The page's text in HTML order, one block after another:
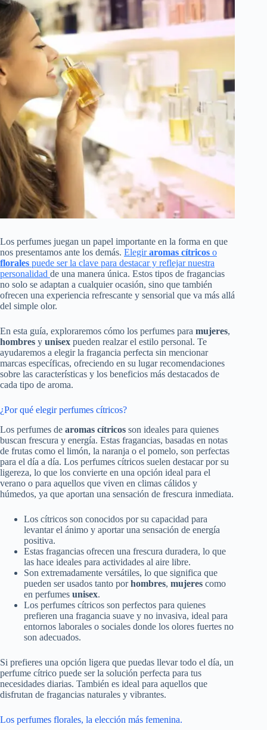
Los perfumes juegan un papel importante en la forma en que
nos presentamos ante los demás. Elegiraromas cítricos o
florales puede ser la clave para destacar y reflejar nuestra
personalidad de una manera única. Estos tipos de fragancias
no solo se adaptan a cualquier ocasión, sino que también
ofrecen una experiencia refrescante y sensorial que va más allá
del simple olor.
En esta guía, exploraremos cómo los perfumes para mujeres,
hombres y unisex pueden realzar el estilo personal. Te
ayudaremos a elegir la fragancia perfecta sin mencionar
marcas específicas, ofreciendo en su lugar recomendaciones
sobre las características y los beneficios más destacados de
cada tipo de aroma.
¿Por qué elegir perfumes cítricos?
Los perfumes de aromas cítricos son ideales para quienes
buscan frescura y energía. Estas fragancias, basadas en notas
de frutas como el limón, la naranja o el pomelo, son perfectas
para el día a día. Los perfumes cítricos suelen destacar por su
ligereza, lo que los convierte en una opción ideal para el
verano o para aquellos que viven en climas cálidos y
húmedos, ya que aportan una sensación de frescura inmediata.
Los cítricos son conocidos por su capacidad para
levantar el ánimo y aportar una sensación de energía
positiva.
Estas fragancias ofrecen una frescura duradera, lo que
las hace ideales para actividades al aire libre.
Son extremadamente versátiles, lo que significa que
pueden ser usados tanto porhombres, mujeres como
en perfumes unisex.
Los perfumes cítricos son perfectos para quienes
prefieren una fragancia suave y no invasiva, ideal para
entornos laborales o sociales donde los olores fuertes no
son adecuados.
Si prefieres una opción ligera que puedas llevar todo el día, un
perfume cítrico puede ser la solución perfecta para tus
necesidades diarias. También es ideal para aquellos que
disfrutan de fragancias naturales y vibrantes.
Los perfumes florales, la elección más femenina.